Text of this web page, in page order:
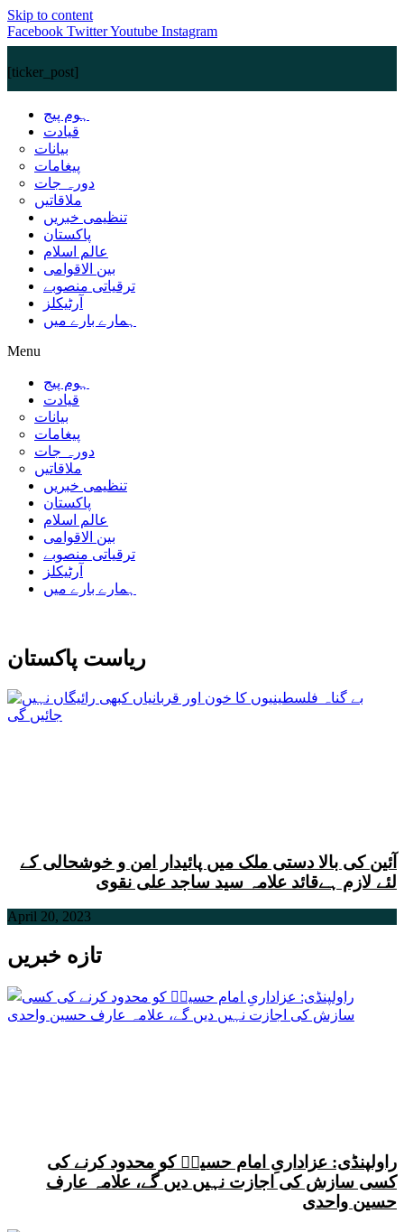
Skip to content
Facebook TwitterYoutube Instagram
[ticker_post]
ہوم پیج
قیادت
بیانات
پیغامات
دورہ جات
ملاقاتیں
تنظیمی خبریں
پاکستان
عالم اسلام
بین الاقوامی
ترقیاتی منصوبے
آرٹیکلز
ہمارے بارے میں
Menu
ہوم پیج
قیادت
بیانات
پیغامات
دورہ جات
ملاقاتیں
تنظیمی خبریں
پاکستان
عالم اسلام
بین الاقوامی
ترقیاتی منصوبے
آرٹیکلز
ہمارے بارے میں
ریاست پاکستان
آئین کی بالا دستی ملک میں پائیدار امن و خوشحالی کے
لئے لازم ہےقائد علامہ سید ساجد علی نقوی
April 20, 2023
تازه خبریں
راولپنڈی: عزاداریِ امام حسینؑ کو محدود کرنے کی
کسی سازش کی اجازت نہیں دیں گے، علامہ عارف
حسین واحدی